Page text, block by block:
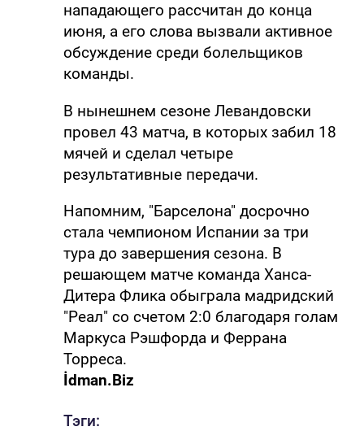
нападающего рассчитан до конца
июня, а его слова вызвали активное
обсуждение среди болельщиков
команды.
В нынешнем сезоне Левандовски
провел 43 матча, в которых забил 18
мячей и сделал четыре
результативные передачи.
Напомним, "Барселона" досрочно
стала чемпионом Испании за три
тура до завершения сезона. В
решающем матче команда Ханса-
Дитера Флика обыграла мадридский
"Реал" со счетом 2:0 благодаря голам
Маркуса Рэшфорда и Феррана
Торреса.
İdman.Biz
Тэги: